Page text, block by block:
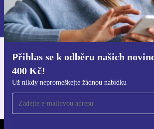
Přihlas se k odběru našich
400 Kč!
Už nikdy nepromeškejte žádnou nabídku
Informace o použití osobních údajů najdeš v našich
Zásadách ochrany osobních údajů.
Stáhni si aplikaci